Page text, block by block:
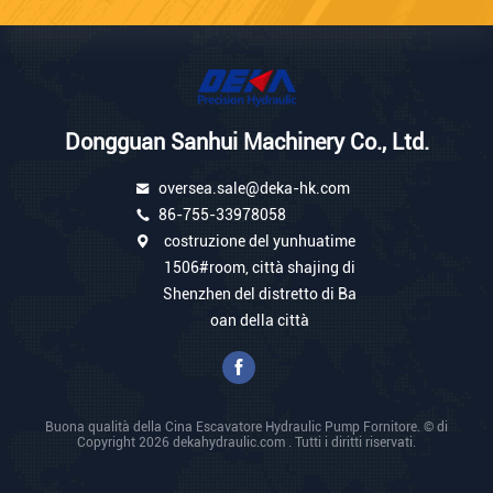
Dongguan Sanhui Machinery Co., Ltd.
oversea.sale@deka-hk.com
86-755-33978058
costruzione del yunhuatime
1506#room, città shajing di
Shenzhen del distretto di Ba
oan della città
Buona qualità della Cina Escavatore Hydraulic Pump Fornitore. © di
Copyright 2026 dekahydraulic.com . Tutti i diritti riservati.